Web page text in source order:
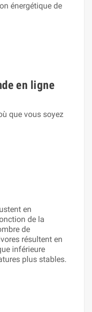
énergétique de
en ligne
que vous soyez
en
de la
de
résultent en
inférieure
plus stables.